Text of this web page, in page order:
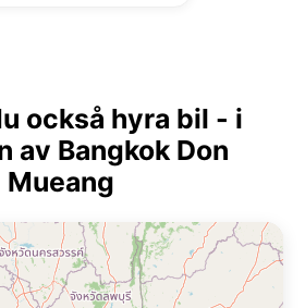
också hyra bil - i
av Bangkok Don
Mueang